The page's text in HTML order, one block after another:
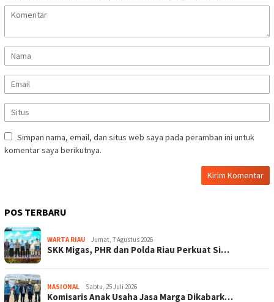
Simpan nama, email, dan situs web saya pada peramban ini untuk
komentar saya berikutnya.
POS TERBARU
WARTA RIAU Jumat, 7 Agustus 2026
SKK Migas, PHR dan Polda Riau Perkuat Si…
NASIONAL Sabtu, 25 Juli 2026
Komisaris Anak Usaha Jasa Marga Dikabark…